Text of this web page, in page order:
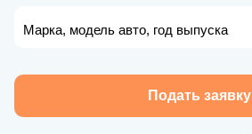
Марка, модель авто, год выпуска
Подать заявку